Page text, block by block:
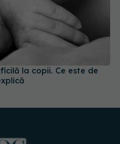
la copii. Ce este de